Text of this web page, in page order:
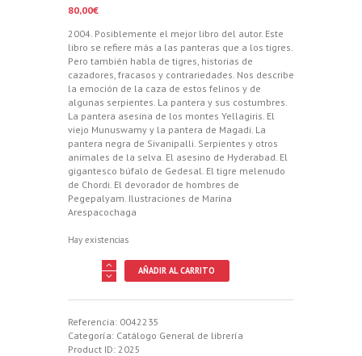
80,00€
2004. Posiblemente el mejor libro del autor. Este
libro se refiere más a las panteras que a los tigres.
Pero también habla de tigres, historias de
cazadores, fracasos y contrariedades. Nos describe
la emoción de la caza de estos felinos y de
algunas serpientes. La pantera y sus costumbres.
La pantera asesina de los montes Yellagiris. El
viejo Munuswamy y la pantera de Magadi. La
pantera negra de Sivanipalli. Serpientes y otros
animales de la selva. El asesino de Hyderabad. El
gigantesco búfalo de Gedesal. El tigre melenudo
de Chordi. El devorador de hombres de
Pegepalyam. Ilustraciones de Marina
Arespacochaga
Hay existencias
Y
OTRAS
AVENTURAS
AÑADIR AL CARRITO
Referencia: 0042235
Categoría: Catálogo General de librería
Product ID: 2025